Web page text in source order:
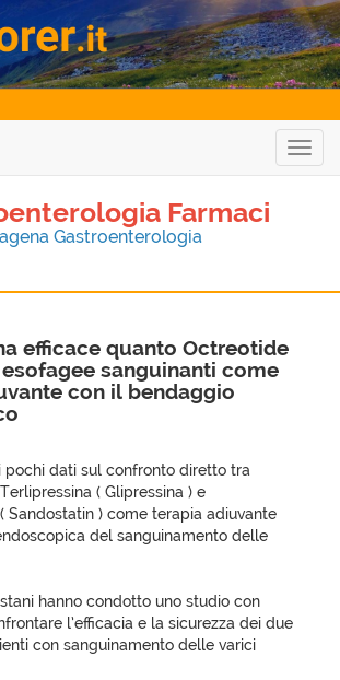
Farmaci
Gastroenterologia
efficace quanto Octreotide
sanguinanti come
con il bendaggio
pochi dati sul confronto diretto tra
( Glipressina ) e
Sandostatin ) come terapia adiuvante
del sanguinamento delle
hanno condotto uno studio con
l’efficacia e la sicurezza dei due
con sanguinamento delle varici